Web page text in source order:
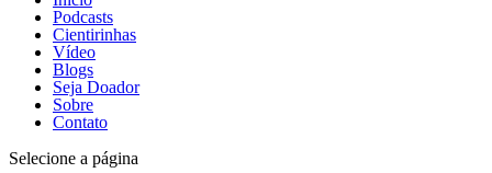
Podcasts
Cientirinhas
Vídeo
Blogs
Seja Doador
Sobre
Contato
Selecione a página